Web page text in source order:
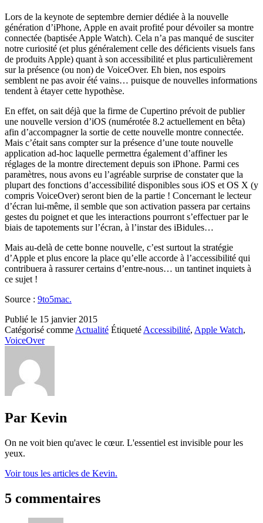
Lors de la keynote de septembre dernier dédiée à la nouvelle
génération d’iPhone, Apple en avait profité pour dévoiler sa montre
connectée (baptisée Apple Watch). Cela n’a pas manqué de susciter
notre curiosité (et plus généralement celle des déficients visuels fans
de produits Apple) quant à son accessibilité et plus particulièrement
sur la présence (ou non) de VoiceOver. Eh bien, nos espoirs
semblent ne pas avoir été vains… puisque de nouvelles informations
tendent à étayer cette hypothèse.
En effet, on sait déjà que la firme de Cupertino prévoit de publier
une nouvelle version d’iOS (numérotée 8.2 actuellement en bêta)
afin d’accompagner la sortie de cette nouvelle montre connectée.
Mais c’était sans compter sur la présence d’une toute nouvelle
application ad-hoc laquelle permettra également d’affiner les
réglages de la montre directement depuis son iPhone. Parmi ces
paramètres, nous avons eu l’agréable surprise de constater que la
plupart des fonctions d’accessibilité disponibles sous iOS et OS X (y
compris VoiceOver) seront bien de la partie ! Concernant le lecteur
d’écran lui-même, il semble que son activation passera par certains
gestes du poignet et que les interactions pourront s’effectuer par le
biais de tapotements sur l’écran, à l’instar des iBidules…
Mais au-delà de cette bonne nouvelle, c’est surtout la stratégie
d’Apple et plus encore la place qu’elle accorde à l’accessibilité qui
contribuera à rassurer certains d’entre-nous… un tantinet inquiets à
ce sujet !
Source : 9to5mac.
Publié le 15 janvier 2015
Catégorisé comme Actualité Étiqueté Accessibilité, Apple Watch,
VoiceOver
Par Kevin
On ne voit bien qu'avec le cœur. L'essentiel est invisible pour les
yeux.
Voir tous les articles de Kevin.
5 commentaires